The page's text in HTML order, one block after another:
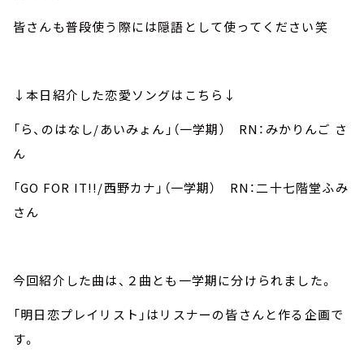
皆さんも普段使う際には隠語として使ってください笑
↓本日紹介した恋愛ソングはこちら↓
「ら、のはなし/あいみょん」（一学期） RN：みかりんご さ
ん
「GO FOR IT!!/西野カナ」（一学期） RN：二十七階堂ふみ
さん
今回紹介した曲は、２曲とも一学期に分けられました。
「明日恋プレイリスト」はリスナーの皆さんと作る企画で
す。